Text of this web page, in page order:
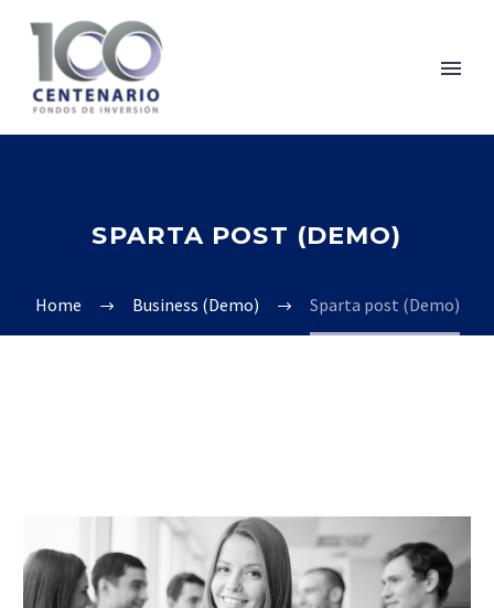
SPARTA POST (DEMO)
Home Business (Demo) Sparta post (Demo)